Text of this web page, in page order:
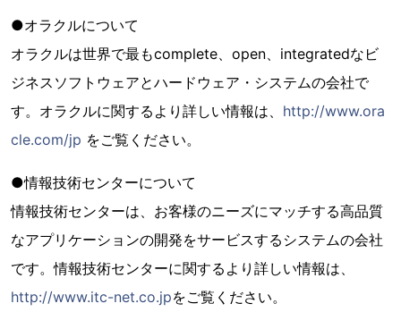
●オラクルについて
オラクルは世界で最もcomplete、open、integratedなビ
ジネスソフトウェアとハードウェア・システムの会社で
す。オラクルに関するより詳しい情報は、 http://www.ora
cle.com/jp をご覧ください。
●情報技術センターについて
情報技術センターは、お客様のニーズにマッチする高品質
なアプリケーションの開発をサービスするシステムの会社
です。情報技術センターに関するより詳しい情報は、
http://www.itc-net.co.jpをご覧ください。